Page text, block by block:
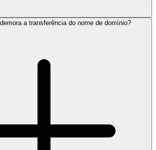
a transferência do nome de domínio?